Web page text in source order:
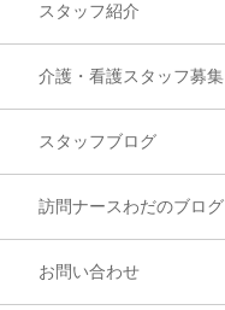
スタッフ紹介
介護・看護スタッフ募集
スタッフブログ
訪問ナースわだのブログ
お問い合わせ